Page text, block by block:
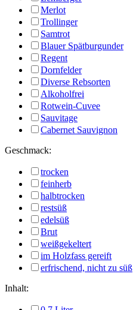
Merlot
Trollinger
Samtrot
Blauer Spätburgunder
Regent
Dornfelder
Diverse Rebsorten
Alkoholfrei
Rotwein-Cuvee
Sauvitage
Cabernet Sauvignon
Geschmack:
trocken
feinherb
halbtrocken
restsüß
edelsüß
Brut
weißgekeltert
im Holzfass gereift
erfrischend, nicht zu süß
Inhalt: